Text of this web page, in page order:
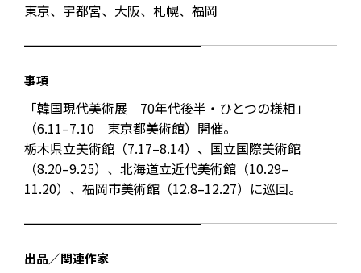
東京、宇都宮、大阪、札幌、福岡
事項
「韓国現代美術展 70年代後半・ひとつの様相」
（6.11–7.10 東京都美術館）開催。
栃木県立美術館（7.17–8.14）、国立国際美術館
（8.20–9.25）、北海道立近代美術館（10.29–
11.20）、福岡市美術館（12.8–12.27）に巡回。
出品／関連作家